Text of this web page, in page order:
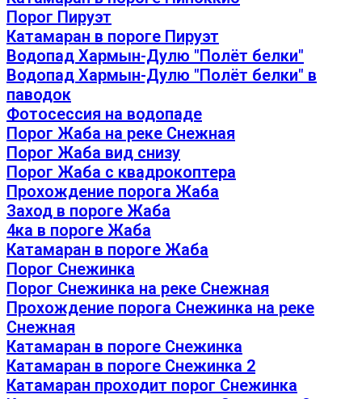
Порог Пируэт
Катамаран в пороге Пируэт
Водопад Хармын-Дулю "Полёт белки"
Водопад Хармын-Дулю "Полёт белки" в
паводок
Фотосессия на водопаде
Порог Жаба на реке Снежная
Порог Жаба вид снизу
Порог Жаба с квадрокоптера
Прохождение порога Жаба
Заход в пороге Жаба
4ка в пороге Жаба
Катамаран в пороге Жаба
Порог Снежинка
Порог Снежинка на реке Снежная
Прохождение порога Снежинка на реке
Снежная
Катамаран в пороге Снежинка
Катамаран в пороге Снежинка 2
Катамаран проходит порог Снежинка